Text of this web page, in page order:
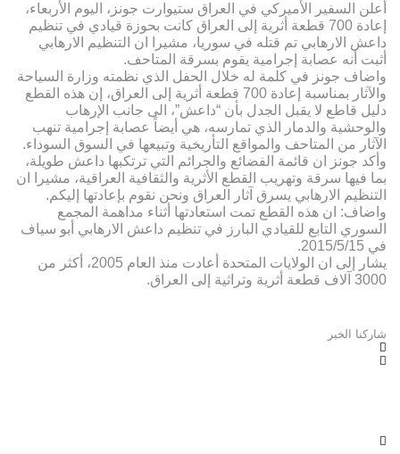
أعلن السفير الأميركي في العراق ستيوارت جونز، اليوم الأربعاء،
إعادة 700 قطعة أثرية إلى العراق كانت بحوزة قيادي في تنظيم
داعش الارهابي تم قتله في سوريا، مشيرا ان التنظيم الارهابي
أثبت أنه عصابة إجرامية يقوم بسرقة المتاحف.
واضاف جونز في كلمة له خلال الحفل الذي نظمته وزارة السياحة
والآثار بمناسبة إعادة 700 قطعة أثرية إلى العراق، إن هذه القطع
دليل قاطع لا يقبل الجدل بأن “داعش”، الى جانب الإرهاب
والوحشية والدمار الذي تمارسه، هي أيضاً عصابة إجرامية تنهب
الآثار من المتاحف والمواقع التأريخية وتبيعها في السوق السوداء.
وأكد جونز ان قائمة الفضائع والجرائم التي ترتكبها داعش طويلة،
بما فيها سرقة وتهريب القطع الأثرية والثقافية العراقية، مشيرا ان
التنظيم الارهابي يسرق آثار العراق ونحن نقوم بإعادتها إليكم.
واضاف: ان هذه القطع تمت استعادتها أثناء مداهمة المجمع
السوري التابع للقيادي البارز في تنظيم داعش الارهابي أبو سياف
في 2015/5/15.
يشار إلى ان الولايات المتحدة أعادت منذ العام 2005، أكثر من
3000 آلاف قطعة أثرية وتراثية إلى العراق.
شاركنا الخبر